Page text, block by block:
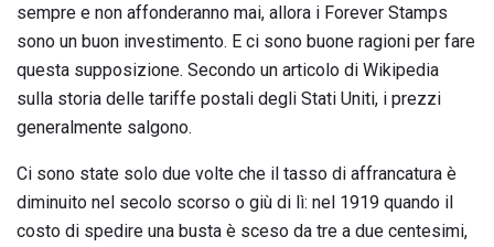
sempre e non affonderanno mai, allora i Forever Stamps
sono un buon investimento. E ci sono buone ragioni per fare
questa supposizione. Secondo un articolo di Wikipedia
sulla storia delle tariffe postali degli Stati Uniti, i prezzi
generalmente salgono.
Ci sono state solo due volte che il tasso di affrancatura è
diminuito nel secolo scorso o giù di lì: nel 1919 quando il
costo di spedire una busta è sceso da tre a due centesimi,